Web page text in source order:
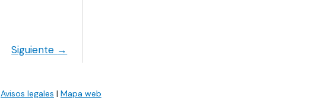
Siguiente →
Avisos legales | Mapa web